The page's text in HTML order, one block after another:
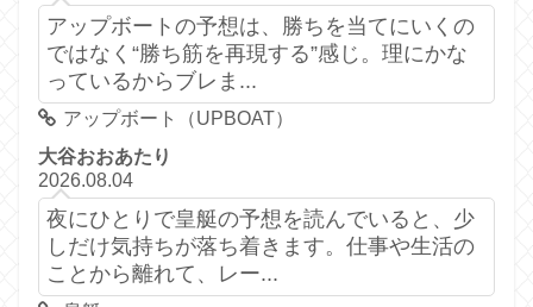
アップボートの予想は、勝ちを当てにいくの
ではなく“勝ち筋を再現する”感じ。理にかな
っているからブレま...
アップボート（UPBOAT）
大谷おおあたり
2026.08.04
夜にひとりで皇艇の予想を読んでいると、少
しだけ気持ちが落ち着きます。仕事や生活の
ことから離れて、レー...